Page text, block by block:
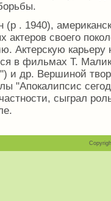
. 1940),
актеров своего
Актерскую
в фильмах Т.
и др. Вершиной
"Апокалипсис
сыграл